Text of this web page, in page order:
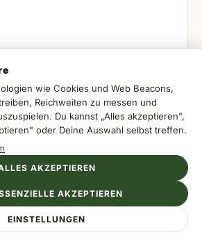
Parkplätze voll sind, ist ein
am Randort oft entspannter
Besuch unterschätzen
nah beieinander, sind aber
buchen
wie Cookies und Web Beacons,
Reichweiten zu messen und
Du kannst „Alles akzeptieren",
oder Deine Auswahl selbst treffen.
EINSTELLUNGEN
AKZEPTIEREN
AKZEPTIEREN